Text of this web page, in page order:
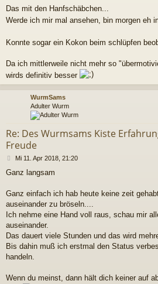
Das mit den Hanfschäbchen...
Werde ich mir mal ansehen, bin morgen eh
Konnte sogar ein Kokon beim schlüpfen
Da ich mittlerweile nicht mehr so
wirds definitiv besser
WurmSams
Adulter Wurm
Re: Des Wurmsams Kiste
Freude
B
i
r
a
g
Mi 11. Apr 2018, 21:20
Ganz langsam
Ganz einfach ich hab heute keine zeit
auseinander zu bröseln....
Ich nehme eine Hand voll raus, schau mir
auseinander.
Das dauert viele Stunden und das wird
Bis dahin muß ich erstmal den Status
handeln.
Wenn du meinst, dann hält dich keiner auf